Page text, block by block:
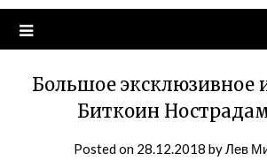
Большое эксклюзивное
Биткоин
Posted on 28.12.2018 byЛев